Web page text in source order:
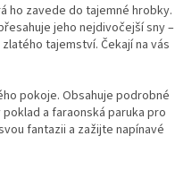
ho zavede do tajemné hrobky.
jeho nejdivočejší sny –
tajemství. Čekají na vás
pokoje. Obsahuje podrobné
a faraonská paruka pro
fantazii a zažijte napínavé